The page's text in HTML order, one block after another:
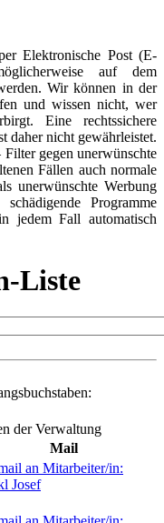
Elektronische Post (E-
auf dem
Wir können in der
und wissen nicht, wer
Eine rechtssichere
daher nicht gewährleistet.
gegen unerwünschte
Fällen auch normale
unerwünschte Werbung
Programme
jedem Fall automatisch
Liste
der Verwaltung
Mail